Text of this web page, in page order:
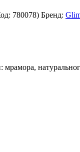
780078) Бренд: